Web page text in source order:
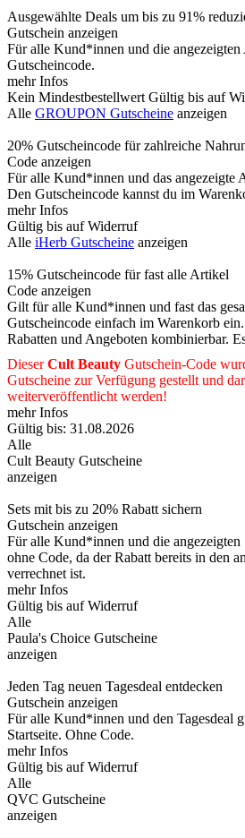
Ausgewählte Deals um bis zu 91%
Gutschein anzeigen
Für alle Kund*innen und die
Gutscheincode.
mehr Infos
Kein Mindestbestellwert Gültig bis auf
Alle GROUPON Gutscheine anzeigen
20% Gutscheincode für zahlreiche
Code anzeigen
Für alle Kund*innen und das angezeigte
Den Gutscheincode kannst du im
mehr Infos
Gültig bis auf Widerruf
Alle iHerb Gutscheine anzeigen
15% Gutscheincode für fast alle Artikel
Code anzeigen
Gilt für alle Kund*innen und fast das
Gutscheincode einfach im Warenkorb
Rabatten und Angeboten kombinierbar.
DieserCult Beauty Gutschein-Code
Gutscheine zur Verfügung gestellt und
weiterveröffentlicht werden!
mehr Infos
Gültig bis: 31.08.2026
Alle
Cult Beauty Gutscheine
anzeigen
Sets mit bis zu 20% Rabatt sichern
Gutschein anzeigen
Für alle Kund*innen und die
ohne Code, da der Rabatt bereits in den
verrechnet ist.
mehr Infos
Gültig bis auf Widerruf
Alle
Paula's Choice Gutscheine
anzeigen
Jeden Tag neuen Tagesdeal entdecken
Gutschein anzeigen
Für alle Kund*innen und den Tagesdeal
Startseite. Ohne Code.
mehr Infos
Gültig bis auf Widerruf
Alle
QVC Gutscheine
anzeigen